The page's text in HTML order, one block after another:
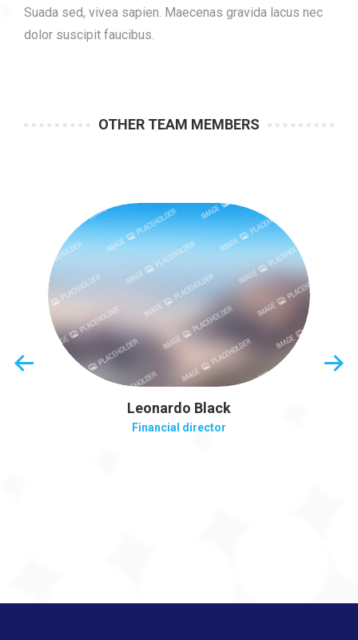
Suada sed, vivea sapien. Maecenas gravida lacus nec
dolor suscipit faucibus.
OTHER TEAM MEMBERS
Leonardo Black
Financial director